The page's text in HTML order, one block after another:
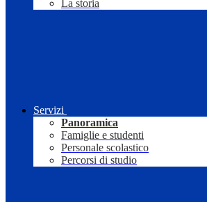
La storia
Servizi
Panoramica
Famiglie e studenti
Personale scolastico
Percorsi di studio